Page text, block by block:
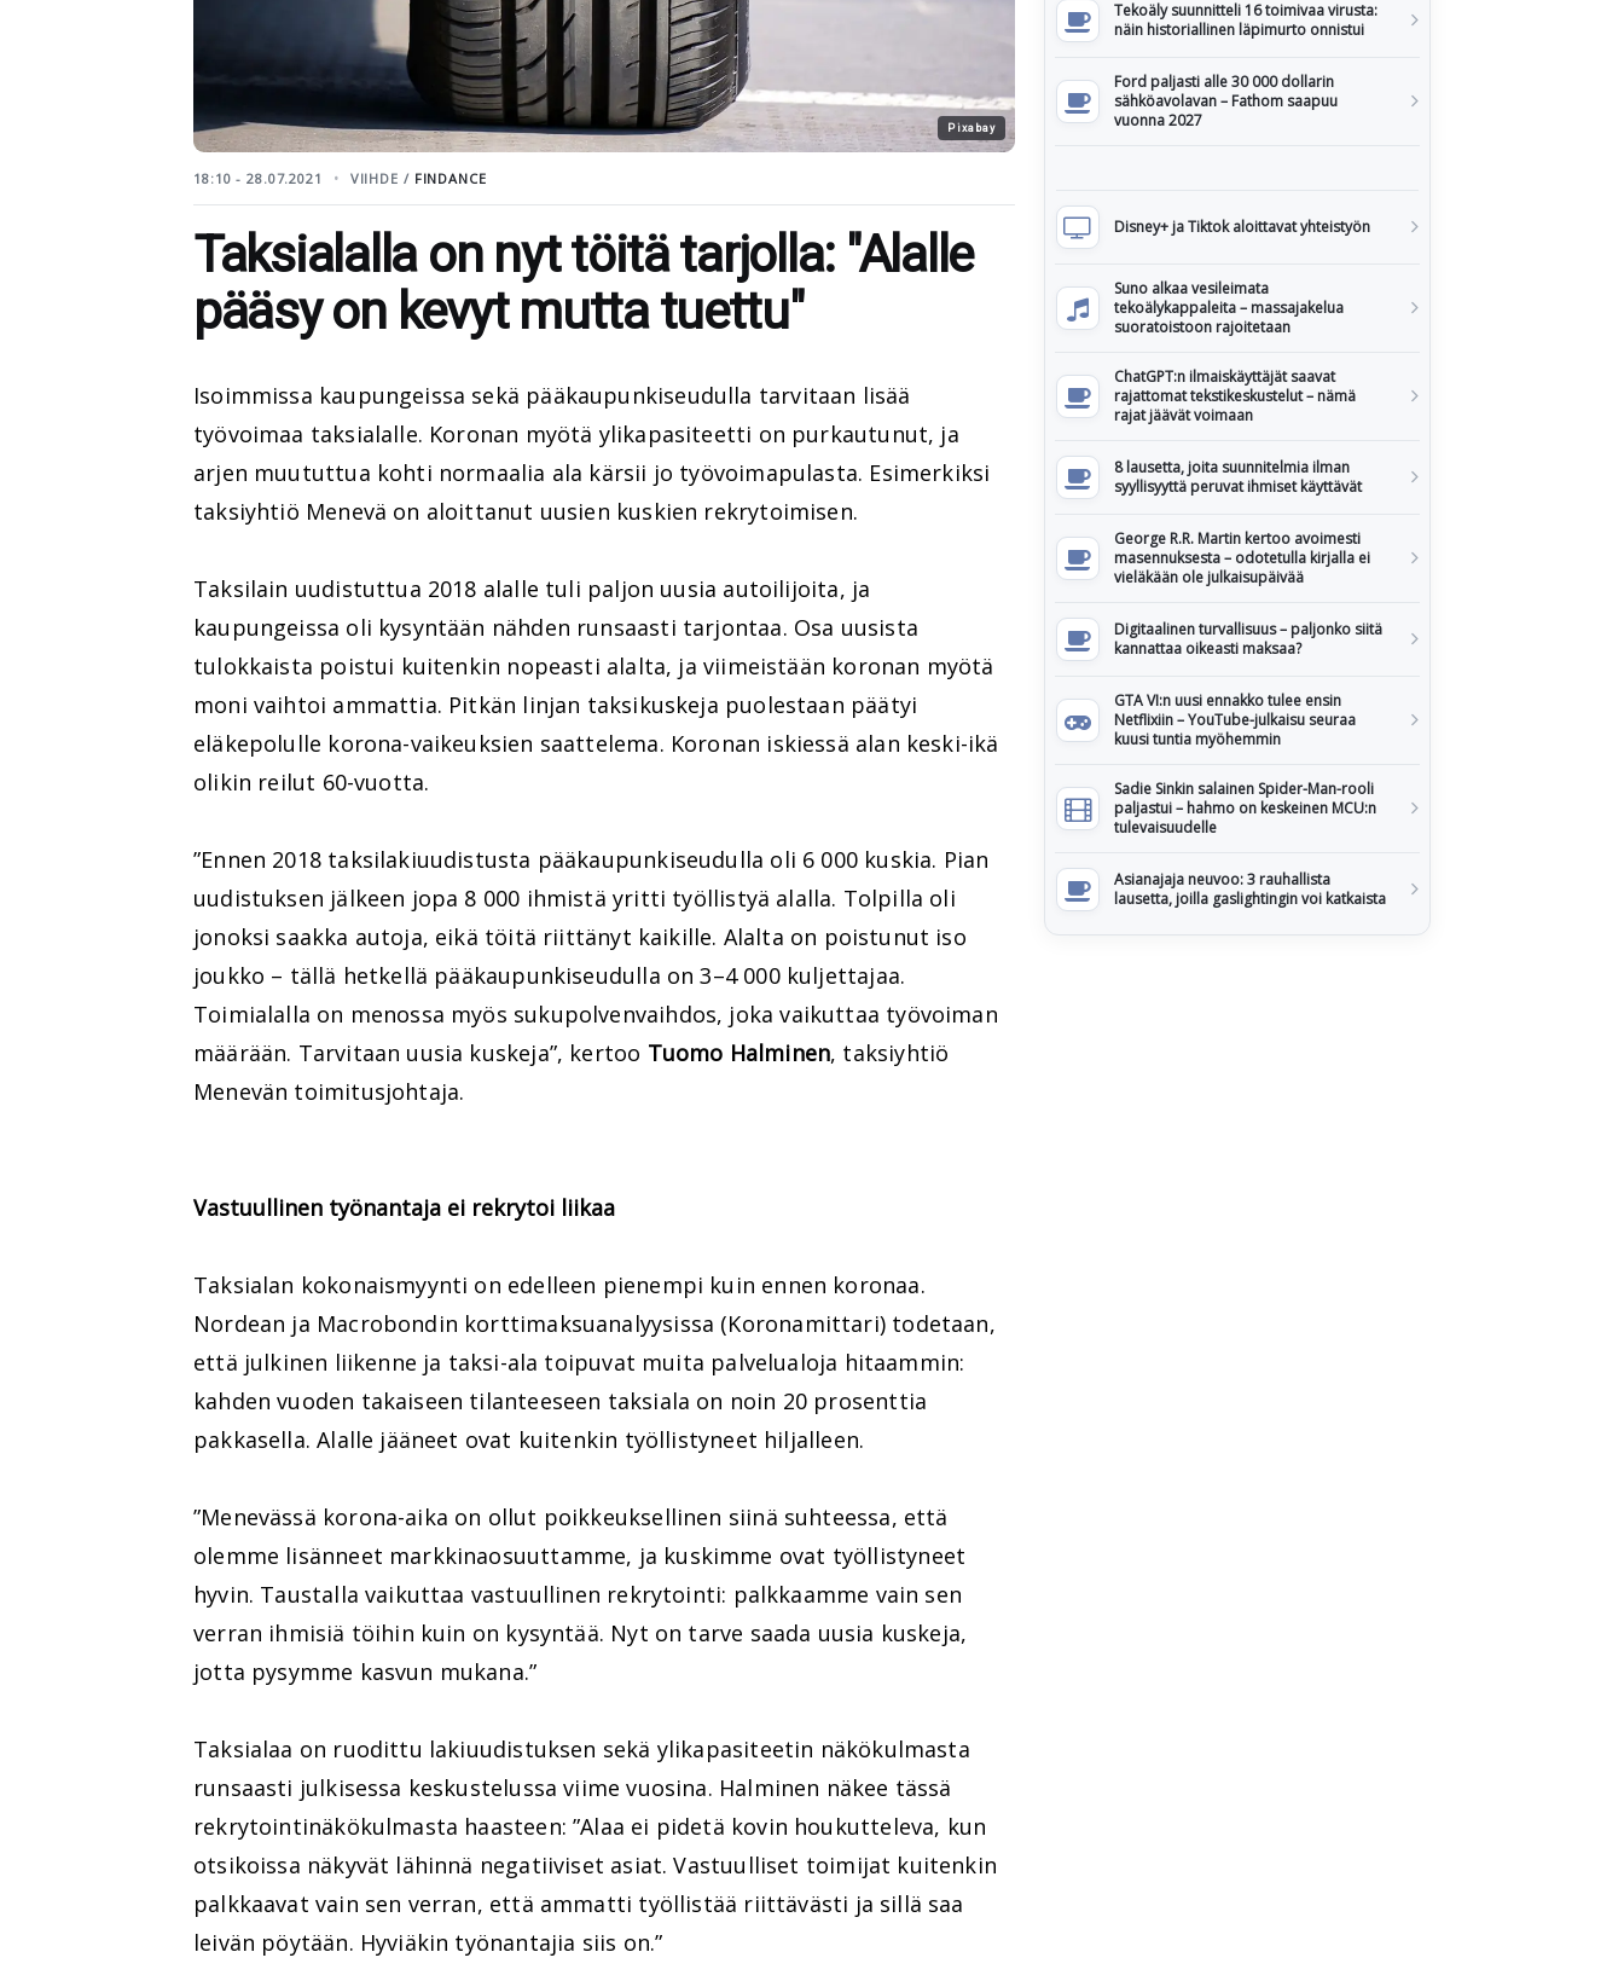
Pixabay
18:10 - 28.07.2021 VIIHDE / FINDANCE
Taksialalla on nyt töitä tarjolla: "Alalle
pääsy on kevyt mutta tuettu"
Isoimmissa kaupungeissa sekä pääkaupunkiseudulla tarvitaan lisää
työvoimaa taksialalle. Koronan myötä ylikapasiteetti on purkautunut, ja
arjen muututtua kohti normaalia ala kärsii jo työvoimapulasta. Esimerkiksi
taksiyhtiö Menevä on aloittanut uusien kuskien rekrytoimisen.
Taksilain uudistuttua 2018 alalle tuli paljon uusia autoilijoita, ja
kaupungeissa oli kysyntään nähden runsaasti tarjontaa. Osa uusista
tulokkaista poistui kuitenkin nopeasti alalta, ja viimeistään koronan myötä
moni vaihtoi ammattia. Pitkän linjan taksikuskeja puolestaan päätyi
eläkepolulle korona-vaikeuksien saattelema. Koronan iskiessä alan keski-ikä
olikin reilut 60-vuotta.
”Ennen 2018 taksilakiuudistusta pääkaupunkiseudulla oli 6 000 kuskia. Pian
uudistuksen jälkeen jopa 8 000 ihmistä yritti työllistyä alalla. Tolpilla oli
jonoksi saakka autoja, eikä töitä riittänyt kaikille. Alalta on poistunut iso
joukko – tällä hetkellä pääkaupunkiseudulla on 3–4 000 kuljettajaa.
Toimialalla on menossa myös sukupolvenvaihdos, joka vaikuttaa työvoiman
määrään. Tarvitaan uusia kuskeja”, kertoo Tuomo Halminen, taksiyhtiö
Menevän toimitusjohtaja.
Vastuullinen työnantaja ei rekrytoi liikaa
Taksialan kokonaismyynti on edelleen pienempi kuin ennen koronaa.
Nordean ja Macrobondin korttimaksuanalyysissa (Koronamittari) todetaan,
että julkinen liikenne ja taksi-ala toipuvat muita palvelualoja hitaammin:
kahden vuoden takaiseen tilanteeseen taksiala on noin 20 prosenttia
pakkasella. Alalle jääneet ovat kuitenkin työllistyneet hiljalleen.
”Menevässä korona-aika on ollut poikkeuksellinen siinä suhteessa, että
olemme lisänneet markkinaosuuttamme, ja kuskimme ovat työllistyneet
hyvin. Taustalla vaikuttaa vastuullinen rekrytointi: palkkaamme vain sen
verran ihmisiä töihin kuin on kysyntää. Nyt on tarve saada uusia kuskeja,
jotta pysymme kasvun mukana.”
Taksialaa on ruodittu lakiuudistuksen sekä ylikapasiteetin näkökulmasta
runsaasti julkisessa keskustelussa viime vuosina. Halminen näkee tässä
rekrytointinäkökulmasta haasteen: ”Alaa ei pidetä kovin houkutteleva, kun
otsikoissa näkyvät lähinnä negatiiviset asiat. Vastuulliset toimijat kuitenkin
palkkaavat vain sen verran, että ammatti työllistää riittävästi ja sillä saa
leivän pöytään. Hyviäkin työnantajia siis on.”
Tekoäly suunnitteli 16 toimivaa virusta:
näin historiallinen läpimurto onnistui
Ford paljasti alle 30 000 dollarin
sähköavolavan – Fathom saapuu
vuonna 2027
Disney+ ja Tiktok aloittavat yhteistyön
Suno alkaa vesileimata
tekoälykappaleita – massajakelua
suoratoistoon rajoitetaan
ChatGPT:n ilmaiskäyttäjät saavat
rajattomat tekstikeskustelut – nämä
rajat jäävät voimaan
8 lausetta, joita suunnitelmia ilman
syyllisyyttä peruvat ihmiset käyttävät
George R.R. Martin kertoo avoimesti
masennuksesta – odotetulla kirjalla ei
vieläkään ole julkaisupäivää
Digitaalinen turvallisuus – paljonko siitä
kannattaa oikeasti maksaa?
GTA VI:n uusi ennakko tulee ensin
Netflixiin – YouTube-julkaisu seuraa
kuusi tuntia myöhemmin
Sadie Sinkin salainen Spider-Man-rooli
paljastui – hahmo on keskeinen MCU:n
tulevaisuudelle
Asianajaja neuvoo: 3 rauhallista
lausetta, joilla gaslightingin voi katkaista